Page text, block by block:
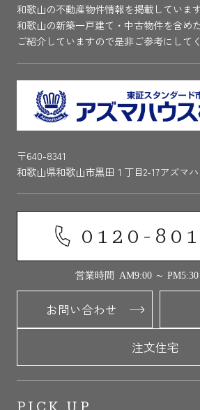
和歌山の不動産物件情報を掲載しています
和歌山の新築一戸建て・中古物件を含め
ご紹介していますので是非ご参考にして
〒640-8341
和歌山県和歌山市黒田１丁目2-17アズマ
0120-
営業時間 AM9:00 ～ PM5:30
お問い合わせ
注文住宅